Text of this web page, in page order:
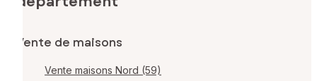
Vente de maisons
Vente maisons Nord (59)